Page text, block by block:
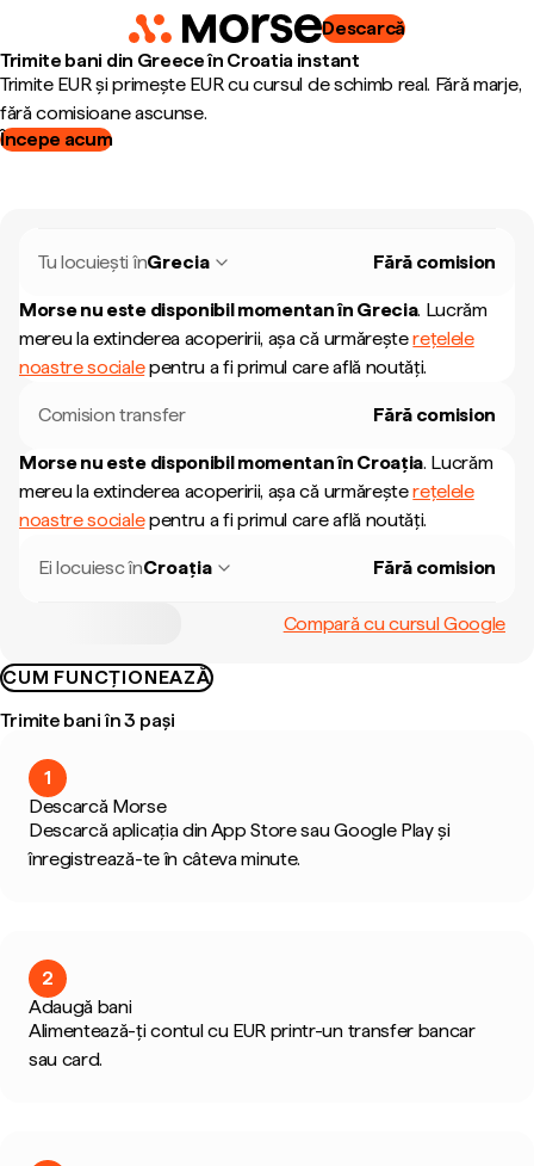
Descarcă
Trimite bani din Greece în Croatia instant
Trimite EUR și primește EUR cu cursul de schimb real. Fără marje,
fără comisioane ascunse.
Începe acum
Tu locuiești înGrecia Fără comision
Morse nu este disponibil momentan în Grecia. Lucrăm
mereu la extinderea acoperirii, așa că urmăreșterețelele
noastre socialepentru a fi primul care află noutăți.
Comision transfer Fără comision
Morse nu este disponibil momentan în Croația. Lucrăm
mereu la extinderea acoperirii, așa că urmăreșterețelele
noastre socialepentru a fi primul care află noutăți.
Ei locuiesc înCroația Fără comision
Compară cu cursul Google
CUM FUNCȚIONEAZĂ
Trimite bani în 3 pași
1
Descarcă Morse
Descarcă aplicația din App Store sau Google Play și
înregistrează-te în câteva minute.
2
Adaugă bani
Alimentează-ți contul cu EUR printr-un transfer bancar
sau card.